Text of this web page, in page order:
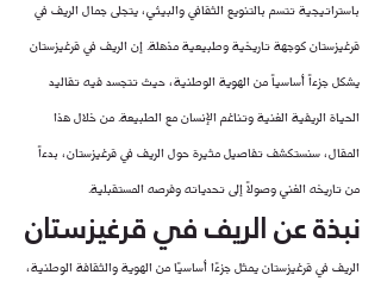
باستراتيجية تتسم بالتنويع الثقافي والبيئي، يتجلى جمال الريف في
قرغيزستان كوجهة تاريخية وطبيعية مذهلة. إن الريف في قرغيزستان
يشكل جزءاً أساسياً من الهوية الوطنية، حيث تتجسد فيه تقاليد
الحياة الريفية الغنية وتناغم الإنسان مع الطبيعة. من خلال هذا
المقال، سنستكشف تفاصيل مثيرة حول الريف في قرغيزستان، بدءاً
من تاريخه الغني وصولاً إلى تحدياته وفرصه المستقبلية.
نبذة عن الريف في قرغيزستان
الريف في قرغيزستان يمثل جزءًا أساسيًا من الهوية والثقافة الوطنية،